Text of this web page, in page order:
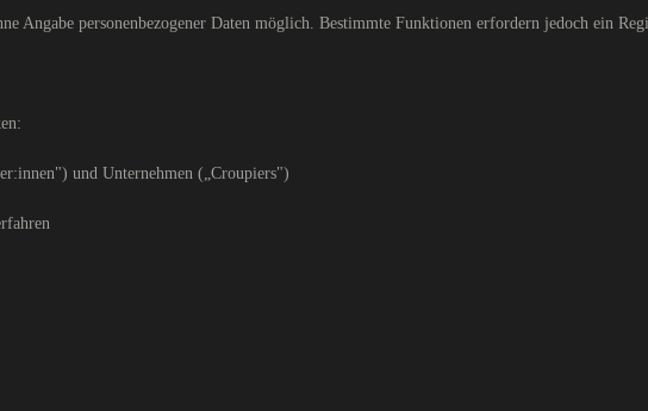
Angabe personenbezogener Daten möglich. Bestimmte Funktionen erfordern jedoch ein
und Unternehmen („Croupiers")